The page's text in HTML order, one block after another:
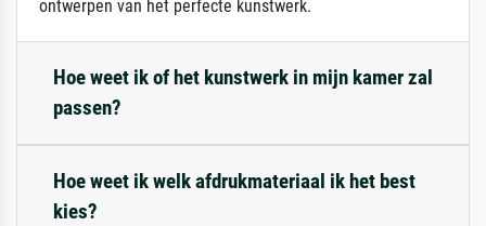
ontwerpen van het perfecte kunstwerk.
Hoe weet ik of het kunstwerk in mijn kamer zal
passen?
Hoe weet ik welk afdrukmateriaal ik het best
kies?